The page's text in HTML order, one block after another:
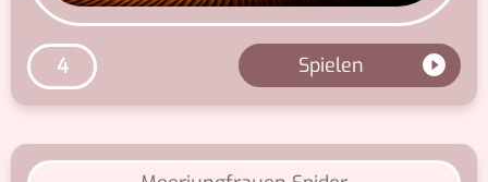
4 Spielen